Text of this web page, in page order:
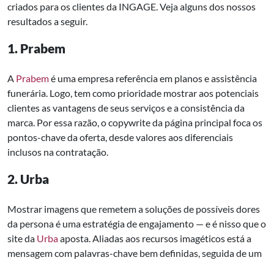
criados para os clientes da INGAGE. Veja alguns dos nossos
resultados a seguir.
1. Prabem
A Prabemé uma empresa referência em planos e assistência
funerária. Logo, tem como prioridade mostrar aos potenciais
clientes as vantagens de seus serviços e a consistência da
marca. Por essa razão, o copywrite da página principal foca os
pontos-chave da oferta, desde valores aos diferenciais
inclusos na contratação.
2. Urba
Mostrar imagens que remetem a soluções de possíveis dores
da persona é uma estratégia de engajamento — e é nisso que o
site da Urbaaposta. Aliadas aos recursos imagéticos está a
mensagem com palavras-chave bem definidas, seguida de um